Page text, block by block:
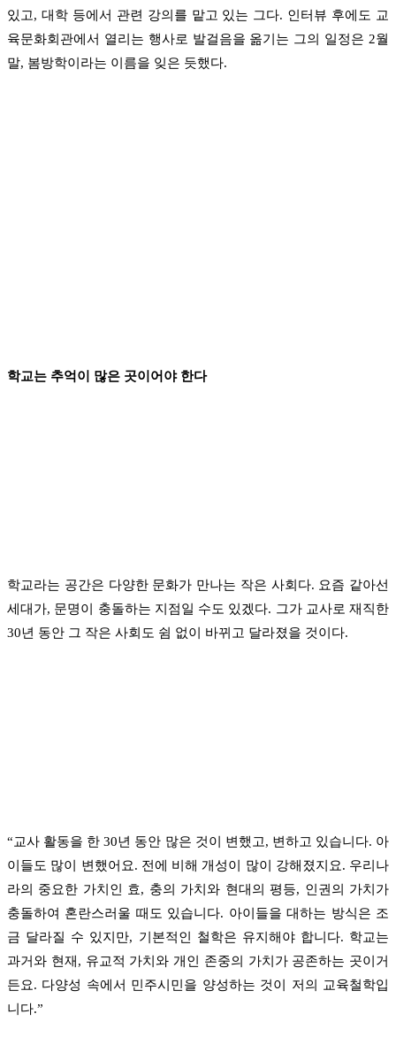
있고, 대학 등에서 관련 강의를 맡고 있는 그다. 인터뷰 후에도 교
육문화회관에서 열리는 행사로 발걸음을 옮기는 그의 일정은 2월
말, 봄방학이라는 이름을 잊은 듯했다.
학교는 추억이 많은 곳이어야 한다
학교라는 공간은 다양한 문화가 만나는 작은 사회다. 요즘 같아선
세대가, 문명이 충돌하는 지점일 수도 있겠다. 그가 교사로 재직한
30년 동안 그 작은 사회도 쉼 없이 바뀌고 달라졌을 것이다.
“교사 활동을 한 30년 동안 많은 것이 변했고, 변하고 있습니다. 아
이들도 많이 변했어요. 전에 비해 개성이 많이 강해졌지요. 우리나
라의 중요한 가치인 효, 충의 가치와 현대의 평등, 인권의 가치가
충돌하여 혼란스러울 때도 있습니다. 아이들을 대하는 방식은 조
금 달라질 수 있지만, 기본적인 철학은 유지해야 합니다. 학교는
과거와 현재, 유교적 가치와 개인 존중의 가치가 공존하는 곳이거
든요. 다양성 속에서 민주시민을 양성하는 것이 저의 교육철학입
니다.”